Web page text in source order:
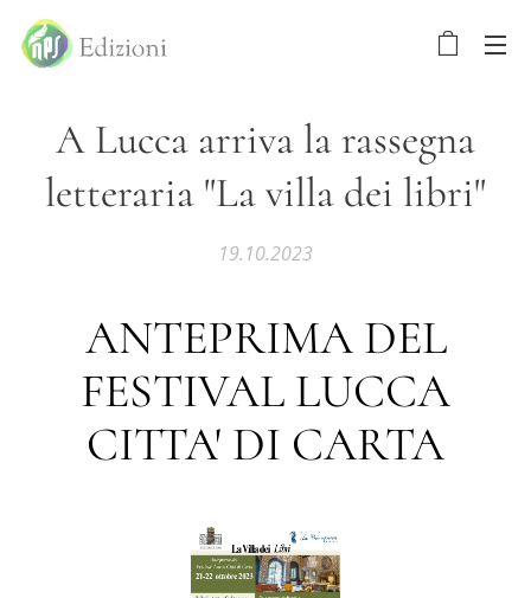
A Lucca arriva la rassegna
letteraria "La villa dei libri"
19.10.2023
ANTEPRIMA DEL
FESTIVAL LUCCA
CITTA' DI CARTA